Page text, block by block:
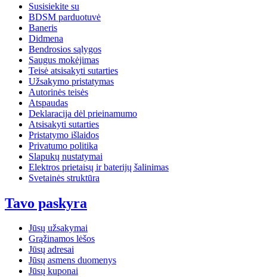
Susisiekite su
BDSM parduotuvė
Baneris
Didmena
Bendrosios sąlygos
Saugus mokėjimas
Teisė atsisakyti sutarties
Užsakymo pristatymas
Autorinės teisės
Atspaudas
Deklaracija dėl prieinamumo
Atsisakyti sutarties
Pristatymo išlaidos
Privatumo politika
Slapukų nustatymai
Elektros prietaisų ir baterijų šalinimas
Svetainės struktūra
Tavo paskyra
Jūsų užsakymai
Grąžinamos lėšos
Jūsų adresai
Jūsų asmens duomenys
Jūsų kuponai